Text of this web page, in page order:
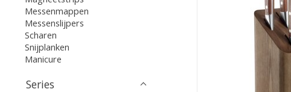
Messenmappen
Messenslijpers
Scharen
Snijplanken
Manicure
Series